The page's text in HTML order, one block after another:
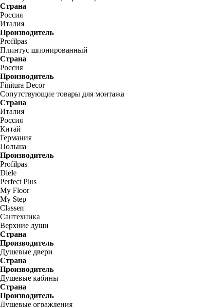
Страна
Россия
Италия
Производитель
Profilpas
Плинтус шпонированный
Страна
Россия
Производитель
Finitura Decor
Сопутствующие товары для монтажа
Страна
Италия
Россия
Китай
Германия
Польша
Производитель
Profilpas
Diele
Perfect Plus
My Floor
My Step
Classen
Сантехника
Верхние души
Страна
Производитель
Душевые двери
Страна
Производитель
Душевые кабины
Страна
Производитель
Душевые ограждения